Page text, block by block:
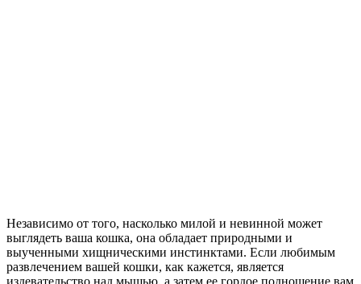
Независимо от того, насколько милой и невинной может
выглядеть ваша кошка, она обладает природными и
выученными хищническими инстинктами. Если любимым
развлечением вашей кошки, как кажется, является
издевательство над мышью, а затем ее гордое подношение вам